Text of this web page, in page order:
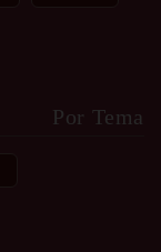
Por Tema